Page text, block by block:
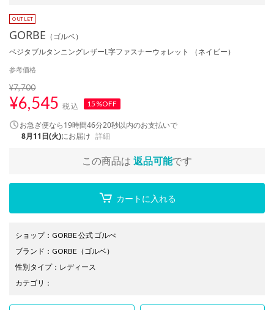
GORBE （ゴルベ）
ベジタブルタンニングレザーL字ファスナーウォレット （ネイビー）
参考価格
¥7,700
¥6,545 税込 15%OFF
お急ぎ便なら19時間46分19秒以内のお支払いで
8月11日(火)にお届け 詳細
この商品は 返品可能です
カートに入れる
ショップ： GORBE 公式 ゴルべ
ブランド ： GORBE （ゴルベ）
性別タイプ： レディース
カテゴリ ：